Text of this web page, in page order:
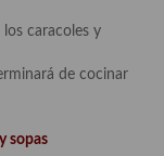
caracoles y
de cocinar
sopas